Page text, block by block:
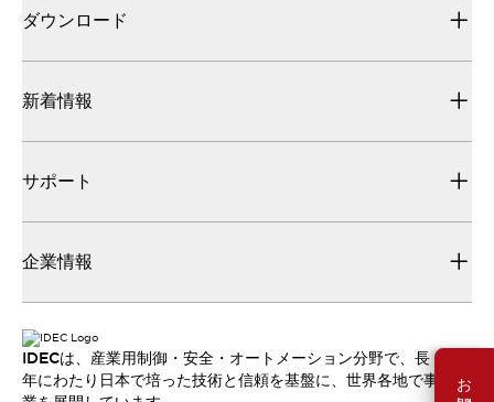
ダウンロード
新着情報
サポート
企業情報
IDECは、産業用制御・安全・オートメーション分野で、長
年にわたり日本で培った技術と信頼を基盤に、世界各地で事